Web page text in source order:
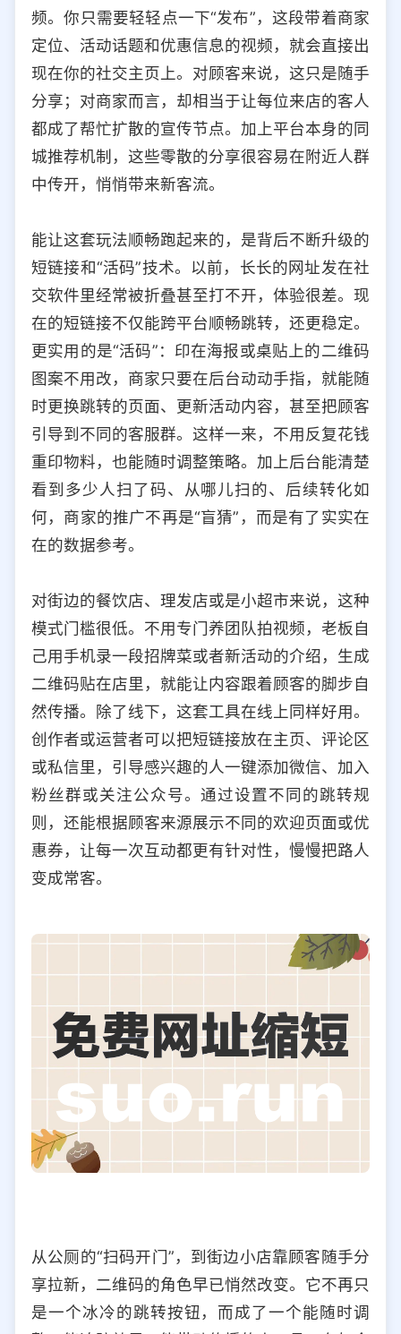
频。你只需要轻轻点一下“发布”，这段带着商家
定位、活动话题和优惠信息的视频，就会直接出
现在你的社交主页上。对顾客来说，这只是随手
分享；对商家而言，却相当于让每位来店的客人
都成了帮忙扩散的宣传节点。加上平台本身的同
城推荐机制，这些零散的分享很容易在附近人群
中传开，悄悄带来新客流。
能让这套玩法顺畅跑起来的，是背后不断升级的
短链接和“活码”技术。以前，长长的网址发在社
交软件里经常被折叠甚至打不开，体验很差。现
在的短链接不仅能跨平台顺畅跳转，还更稳定。
更实用的是“活码”：印在海报或桌贴上的二维码
图案不用改，商家只要在后台动动手指，就能随
时更换跳转的页面、更新活动内容，甚至把顾客
引导到不同的客服群。这样一来，不用反复花钱
重印物料，也能随时调整策略。加上后台能清楚
看到多少人扫了码、从哪儿扫的、后续转化如
何，商家的推广不再是“盲猜”，而是有了实实在
在的数据参考。
对街边的餐饮店、理发店或是小超市来说，这种
模式门槛很低。不用专门养团队拍视频，老板自
己用手机录一段招牌菜或者新活动的介绍，生成
二维码贴在店里，就能让内容跟着顾客的脚步自
然传播。除了线下，这套工具在线上同样好用。
创作者或运营者可以把短链接放在主页、评论区
或私信里，引导感兴趣的人一键添加微信、加入
粉丝群或关注公众号。通过设置不同的跳转规
则，还能根据顾客来源展示不同的欢迎页面或优
惠券，让每一次互动都更有针对性，慢慢把路人
变成常客。
从公厕的“扫码开门”，到街边小店靠顾客随手分
享拉新，二维码的角色早已悄然改变。它不再只
是一个冰冷的跳转按钮，而成了一个能随时调